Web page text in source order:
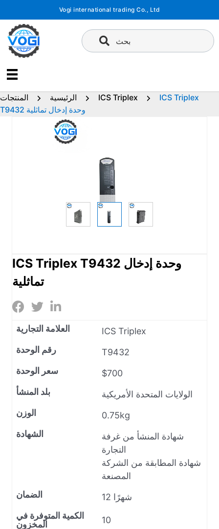
المحتوى
Vogi international trading Co., Ltd
بحث
الرئيسية المنتجات ICS Triplex
ICS Triplex
T9432 وحدة إدخال تماثلية
ICS Triplex T9432 وحدة إدخال
تماثلية
العلامة التجارية
ICS Triplex
رقم الوحدة
T9432
سعر الوحدة
$700
بلد المنشأ
الولايات المتحدة الأمريكية
الوزن
0.75kg
الشهادة
شهادة المنشأ من غرفة
التجارة
شهادة المطابقة من الشركة
المصنعة
الضمان
12 شهرًا
الكمية المتوفرة في
المخزون
10